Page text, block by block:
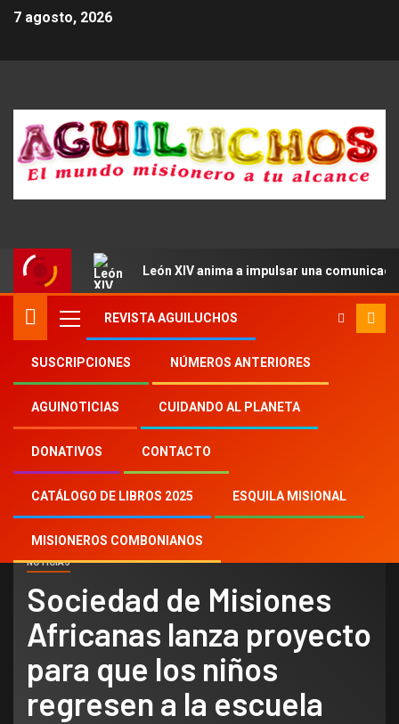
7 agosto, 2026
León XIV anima a impulsar una
REVISTA AGUILUCHOS
SUSCRIPCIONES NÚMEROS ANTERIORES
AGUINOTICIAS CUIDANDO AL PLANETA
DONATIVOS CONTACTO
CATÁLOGO DE LIBROS 2025 ESQUILA MISIONAL
MISIONEROS COMBONIANOS
Inicio 2021
26
Sociedad de Misiones Africanas lanza
proyecto para que los niños regresen a la
escuela
NOTICIAS
Sociedad de Misiones
Africanas lanza proyecto
para que los niños
regresen a la escuela